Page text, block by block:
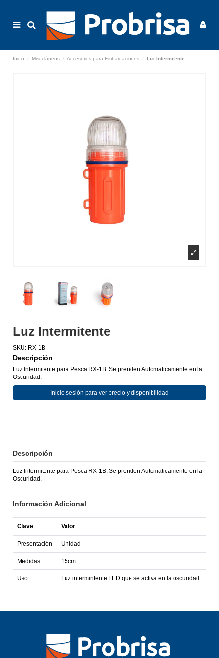
Inicio Misceláneos Accesorios para Embarcaciones Luz Intermitente
Luz Intermitente
SKU: RX-1B
Descripción
Luz Intermitente para Pesca RX-1B. Se prenden Automaticamente en la
Oscuridad.
Inicie sesión para ver precio y disponibilidad
Descripción
Luz Intermitente para Pesca RX-1B. Se prenden Automaticamente en la
Oscuridad.
Información Adicional
Clave Valor
Presentación Unidad
Medidas 15cm
Uso Luz intermintente LED que se activa en la oscuridad